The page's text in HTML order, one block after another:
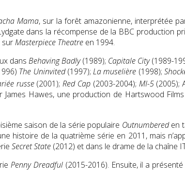
Mama, sur la forêt amazonienne, interprétée
dans la récompense de la BBC production
surMasterpiece Theatre en 1994.
dans Behaving Badly(1989); Capitale City(1989-
The Uninvited(1997);La muselière (1998);
russe(2001);Red Cap(2003-2004); MI-5(2005);
Hawes, une production de Hartswood
saison de la série populaire Outnumbereden
histoire de la quatrième série en 2011, mais
Secret State (2012) et dans le drame de la chaîne
Penny Dreadful(2015-2016). Ensuite, il a